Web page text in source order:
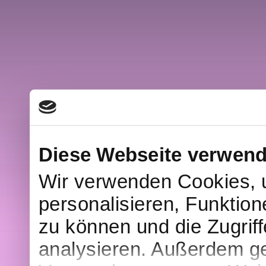
Diese Webseite
Wir verwenden Cookies,
personalisieren,
zu können und die
analysieren. Außerdem